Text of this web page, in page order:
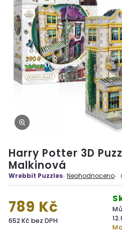
Harry Potter 3D
Malkinová
Wrebbit Puzzles Neohodnoceno
789 Kč
652 Kč bez DPH